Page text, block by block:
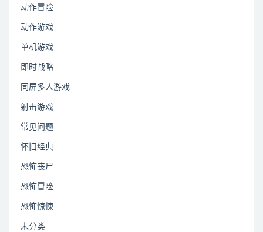
动作冒险
动作游戏
单机游戏
即时战略
同屏多人游戏
射击游戏
常见问题
怀旧经典
恐怖丧尸
恐怖冒险
恐怖惊悚
未分类